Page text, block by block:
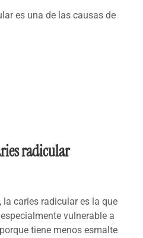
es una de las causas de
radicular
caries radicular es la que
vulnerable a
tiene menos esmalte